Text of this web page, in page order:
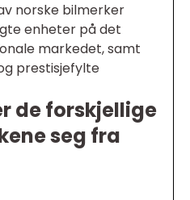
norske bilmerker
enheter på det
markedet, samt
prestisjefylte
de forskjellige
seg fra